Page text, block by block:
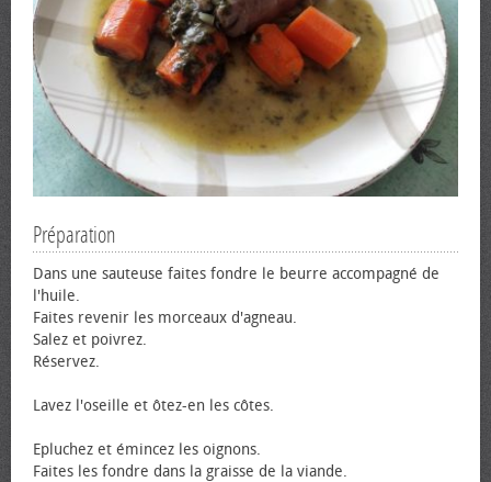
Préparation
Dans une sauteuse faites fondre le beurre accompagné de
l'huile.
Faites revenir les morceaux d'agneau.
Salez et poivrez.
Réservez.
Lavez l'oseille et ôtez-en les côtes.
Epluchez et émincez les oignons.
Faites les fondre dans la graisse de la viande.